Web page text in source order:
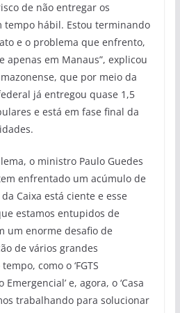
de não entregar os
tempo hábil. Estou terminando
e o problema que enfrento,
apenas em Manaus”, explicou
que por meio da
já entregou quase 1,5
e está em fase final da
o ministro Paulo Guedes
enfrentado um acúmulo de
Caixa está ciente e esse
estamos entupidos de
um enorme desafio de
de vários grandes
como o ‘FGTS
Emergencial’ e, agora, o ‘Casa
trabalhando para solucionar